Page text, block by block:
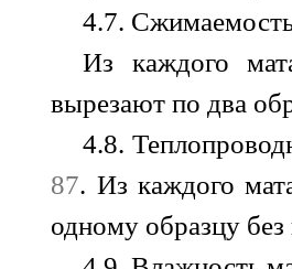
4.7.
Из каждого
вырезают по два
4.8.
87. Из каждого
одному образцу